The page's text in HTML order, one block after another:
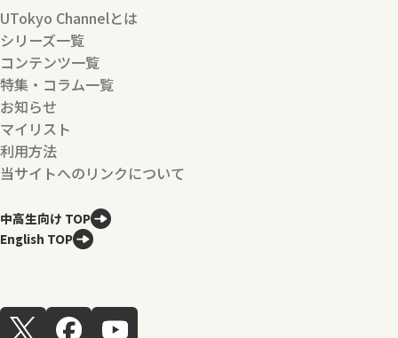
UTokyo Channelとは
シリーズ一覧
コンテンツ一覧
特集・コラム一覧
お知らせ
マイリスト
利用方法
当サイトへのリンクについて
中高生向け TOP
English TOP